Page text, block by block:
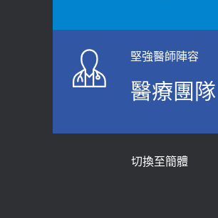
上班常待在冷氣房？小心泌
醫示警：1病症嚴重恐喪命
骨科魏志定主任接受專訪 【年
質密度檢查！醫：注意5重點可
堅強醫師陣容
醫療團隊
切換至簡體